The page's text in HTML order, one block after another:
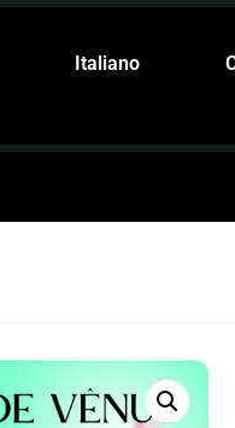
Italiano